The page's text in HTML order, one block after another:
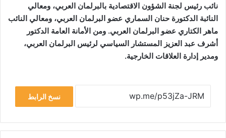
نائب رئيس لجنة الشؤون الاقتصادية بالبرلمان العربي، ومعالي
النائبة الدكتورة حنان السماري عضو البرلمان العربي، ومعالي النائب
ماهر الكتاري عضو البرلمان العربي. ومن الأمانة العامة الدكتور
أشرف عبد العزيز المستشار السياسي لرئيس البرلمان العربي،
ومدير إدارة العلاقات الخارجية.
نسخ الرابط